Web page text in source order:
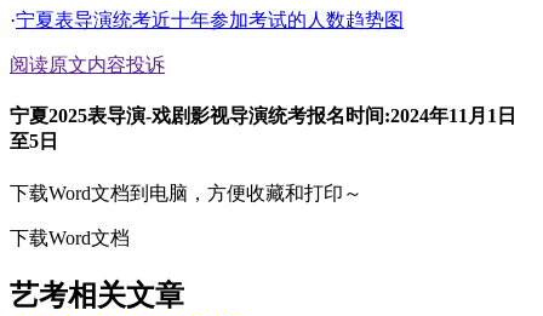
·宁夏表导演统考近十年参加考试的人数趋势图
阅读原文内容投诉
宁夏2025表导演-戏剧影视导演统考报名时间:2024年11月1日
至5日
下载Word文档到电脑，方便收藏和打印～
下载Word文档
艺考相关文章